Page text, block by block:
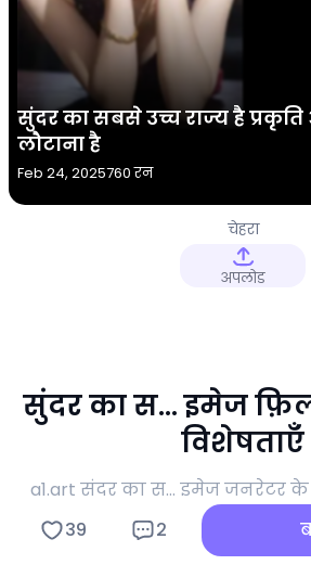
सुंदर का सबसे उच्च राज्य है
लौटाना है
Feb 24, 2025760 रन
चेहरा
अपलोड
सुंदर का स... इमेज
विशेषताएँ
a1.art सुंदर का स... इमेज जनरेटर के
और वायरल सामग्री निर्माण का
39 2